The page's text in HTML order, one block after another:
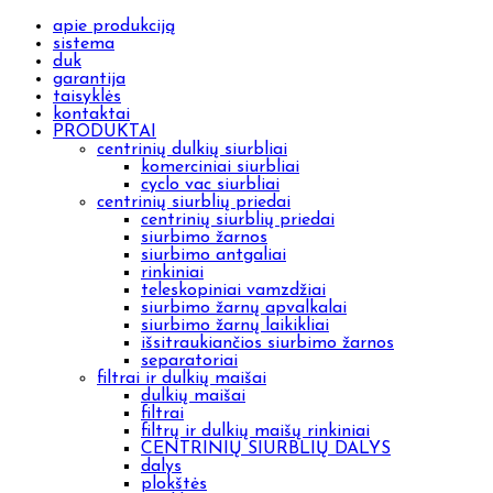
apie produkciją
sistema
duk
garantija
taisyklės
kontaktai
PRODUKTAI
centrinių dulkių siurbliai
komerciniai siurbliai
cyclo vac siurbliai
centrinių siurblių priedai
centrinių siurblių priedai
siurbimo žarnos
siurbimo antgaliai
rinkiniai
teleskopiniai vamzdžiai
siurbimo žarnų apvalkalai
siurbimo žarnų laikikliai
išsitraukiančios siurbimo žarnos
separatoriai
filtrai ir dulkių maišai
dulkių maišai
filtrai
filtrų ir dulkių maišų rinkiniai
CENTRINIŲ SIURBLIŲ DALYS
dalys
plokštės